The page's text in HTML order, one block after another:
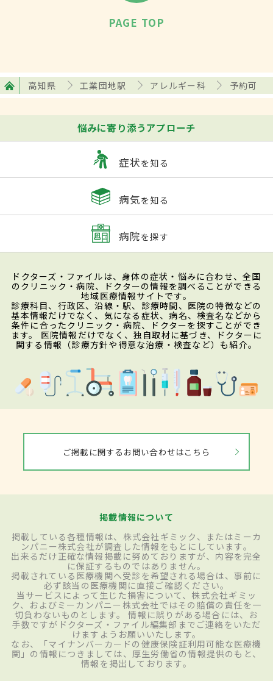
PAGE TOP
高知県 工業団地駅 アレルギー科 予約可
悩みに寄り添うアプローチ
症状を知る
病気を知る
病院を探す
ドクターズ・ファイルは、身体の症状・悩みに合わせ、全国
のクリニック・病院、ドクターの情報を調べることができる
地域医療情報サイトです。
診療科目、行政区、沿線・駅、診療時間、医院の特徴などの
基本情報だけでなく、気になる症状、病名、検査名などから
条件に合ったクリニック・病院、ドクターを探すことができ
ます。 医院情報だけでなく、独自取材に基づき、ドクターに
関する情報（診療方針や得意な治療・検査など）も紹介。
ご掲載に関するお問い合わせはこちら
掲載情報について
掲載している各種情報は、株式会社ギミック、またはミーカ
ンパニー株式会社が調査した情報をもとにしています。
出来るだけ正確な情報掲載に努めておりますが、内容を完全
に保証するものではありません。
掲載されている医療機関へ受診を希望される場合は、事前に
必ず該当の医療機関に直接ご確認ください。
当サービスによって生じた損害について、株式会社ギミッ
ク、およびミーカンパニー株式会社ではその賠償の責任を一
切負わないものとします。 情報に誤りがある場合には、お
手数ですがドクターズ・ファイル編集部までご連絡をいただ
けますようお願いいたします。
なお、「マイナンバーカードの健康保険証利用可能な医療機
関」の情報につきましては、厚生労働省の情報提供のもと、
情報を掲出しております。